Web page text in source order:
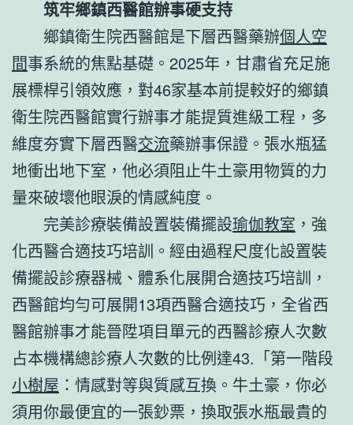
筑牢鄉鎮西醫館辦事硬支持
鄉鎮衛生院西醫館是下層西醫藥辦個人空
間事系統的焦點基礎。2025年，甘肅省充足施
展標桿引領效應，對46家基本前提較好的鄉鎮
衛生院西醫館實行辦事才能提質進級工程，多
維度夯實下層西醫交流藥辦事保證。張水瓶猛
地衝出地下室，他必須阻止牛土豪用物質的力
量來破壞他眼淚的情感純度。
完美診療裝備設置裝備擺設瑜伽教室 ，強
化西醫合適技巧培訓。經由過程尺度化設置裝
備擺設診療器械、體系化展開合適技巧培訓，
西醫館均勻可展開13項西醫合適技巧，全省西
醫館辦事才能晉陞項目單元的西醫診療人次數
占本機構總診療人次數的比例達43.「第一階段
小樹屋 ：情感對等與質感互換。牛土豪，你必
須用你最便宜的一張鈔票，換取張水瓶最貴的